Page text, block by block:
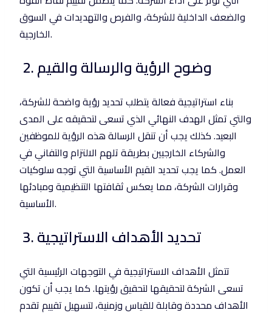
والضعف الداخلية للشركة، والفرص والتهديدات في السوق
الخارجية.
2. وضوح الرؤية والرسالة والقيم
بناء استراتيجية فعالة يتطلب تحديد رؤية واضحة للشركة،
والتي تمثل الهدف النهائي الذي تسعى لتحقيقه على المدى
البعيد. كذلك يجب أن تنقل الرسالة هذه الرؤية للموظفين
والشركاء الخارجيين بطريقة تلهم الالتزام والتفاني في
العمل. كما يجب تحديد القيم الأساسية التي توجه سلوكيات
وقرارات الشركة، مما يعكس ثقافتها التنظيمية ومبادئها
الأساسية.
3. تحديد الأهداف الاستراتيجية
تتمثل الأهداف الاستراتيجية في التوجهات الرئيسية التي
تسعى الشركة لتحقيقها لتحقيق رؤيتها. كما يجب أن تكون
الأهداف محددة وقابلة للقياس وزمنية، لتسهيل تقييم تقدم